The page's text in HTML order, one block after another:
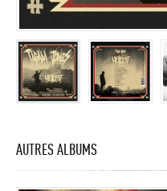
AUTRES ALBUMS